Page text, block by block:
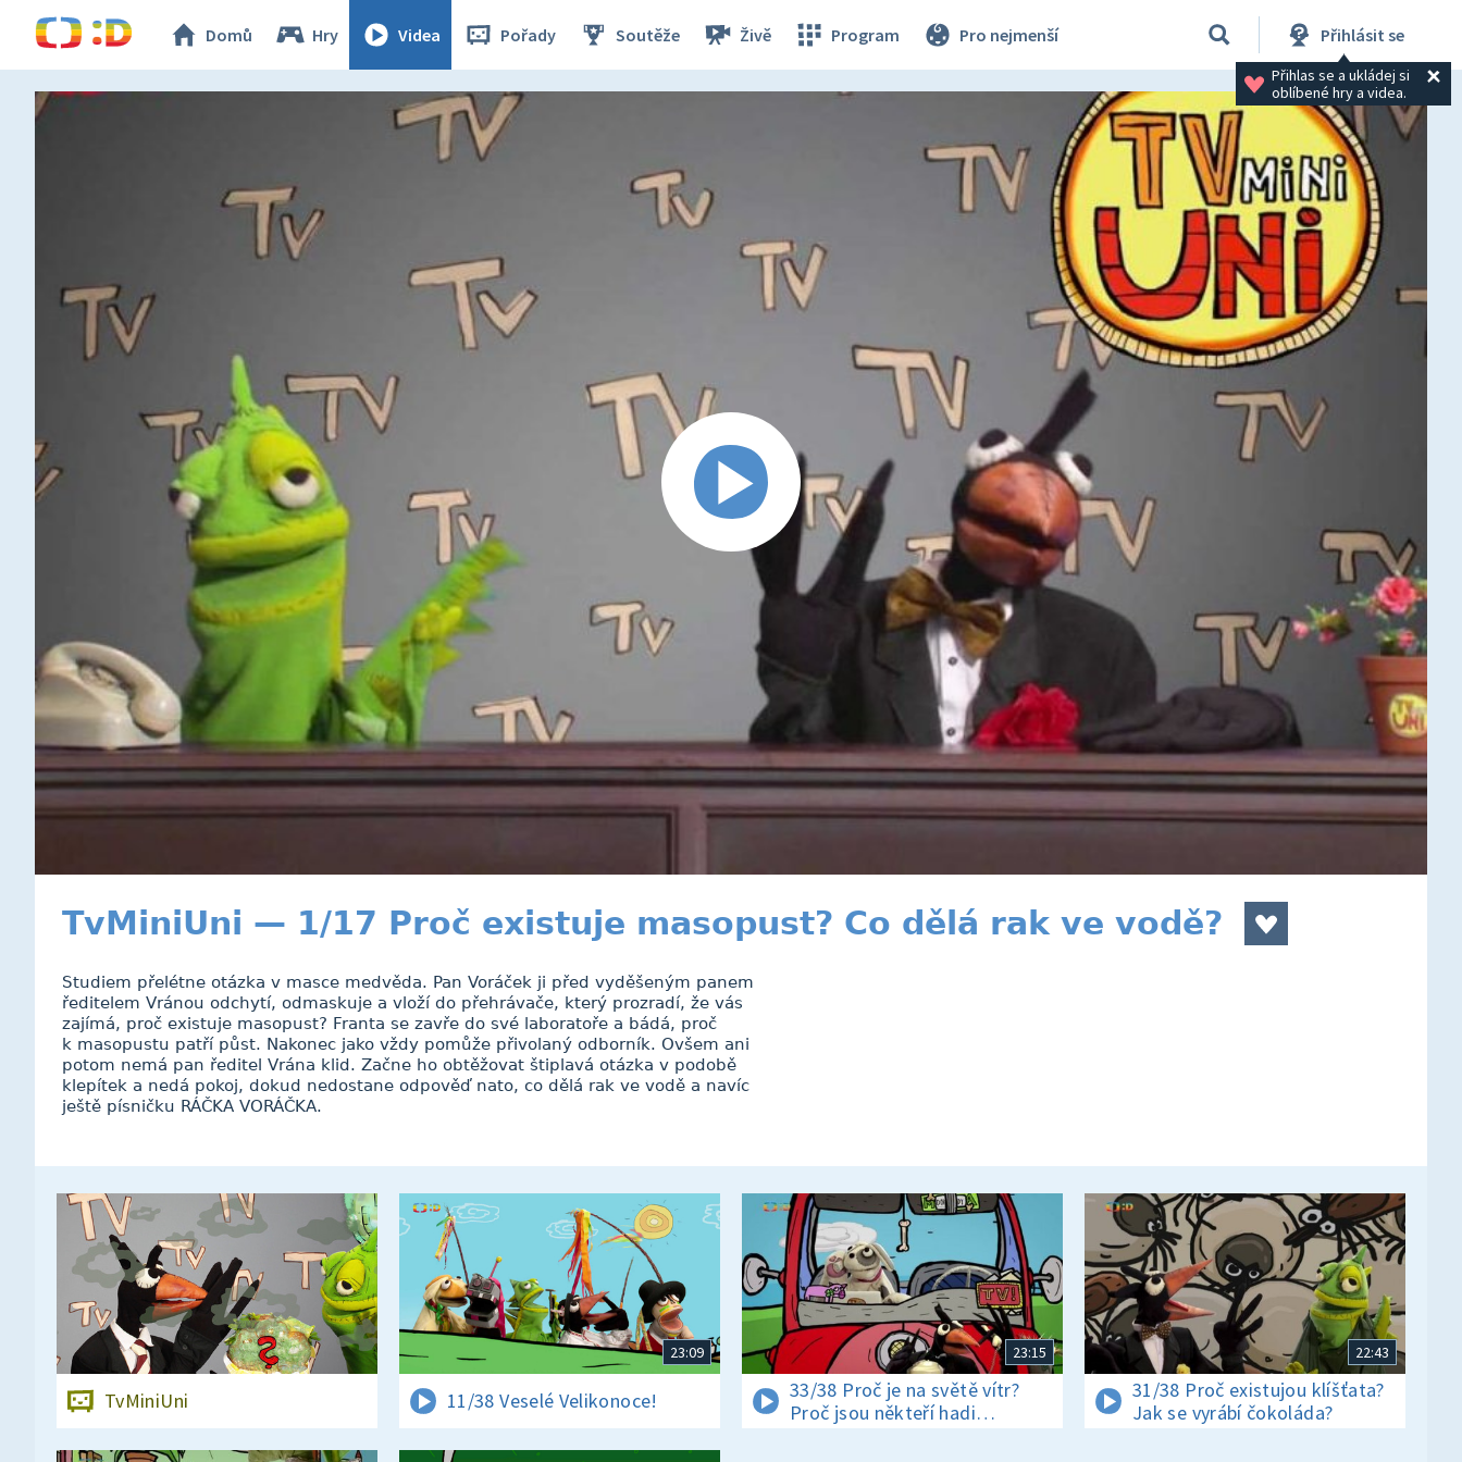
Domů Hry Videa Pořady Soutěže Živě Program Pro nejmenší Přihlásit se
Přihlas se a ukládej si
oblíbené hry a videa.
TvMiniUni — 1/17 Proč existuje masopust? Co dělá rak ve vodě?
Studiem přelétne otázka v masce medvěda. Pan Voráček ji před vyděšeným panem
ředitelem Vránou odchytí, odmaskuje a vloží do přehrávače, který prozradí, že vás
zajímá, proč existuje masopust? Franta se zavře do své laboratoře a bádá, proč
k masopustu patří půst. Nakonec jako vždy pomůže přivolaný odborník. Ovšem ani
potom nemá pan ředitel Vrána klid. Začne ho obtěžovat štiplavá otázka v podobě
klepítek a nedá pokoj, dokud nedostane odpověď nato, co dělá rak ve vodě a navíc
ještě písničku RÁČKA VORÁČKA.
TvMiniUni
23:09
11/38 Veselé Velikonoce!
23:15
33/38 Proč je na světě vítr?
Proč jsou někteří hadi
jedovatí?
22:43
31/38 Proč existujou klíšťata?
Jak se vyrábí čokoláda?